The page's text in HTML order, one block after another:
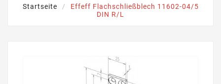
Startseite
Effeff Flachschließblech 11602-04/5
DIN R/L